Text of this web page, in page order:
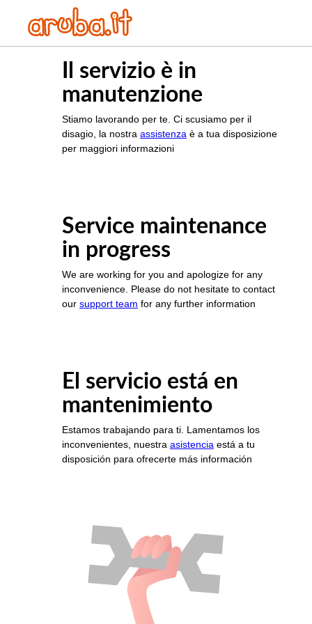
Il servizio è in
manutenzione
Stiamo lavorando per te. Ci scusiamo per il
disagio, la nostra assistenza è a tua disposizione
per maggiori informazioni
Service maintenance
in progress
We are working for you and apologize for any
inconvenience. Please do not hesitate to contact
our support team for any further information
El servicio está en
mantenimiento
Estamos trabajando para ti. Lamentamos los
inconvenientes, nuestra asistencia está a tu
disposición para ofrecerte más información